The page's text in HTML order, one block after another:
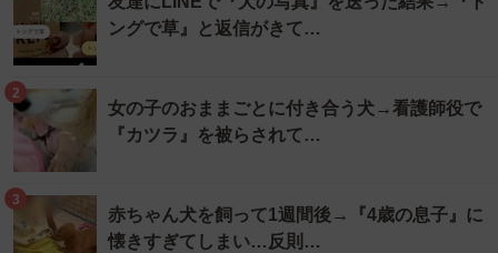
ングで草』と返信がきて…
2
女の子のおままごとに付き合う犬→看護師役で
『カツラ』を被らされて…
3
赤ちゃん犬を飼って1週間後→『4歳の息子』に
懐きすぎてしまい…反則…